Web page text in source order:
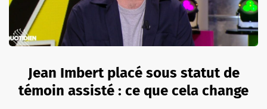
Jean Imbert placé sous statut de
témoin assisté : ce que cela change